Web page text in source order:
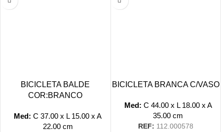
BICICLETA BALDE
COR:BRANCO
Med:C37.00 x L 15.00 xA
22.00cm
BICICLETA BRANCA C/VASO
Med: C 44.00 x L 18.00 x A
35.00 cm
REF: 112.000578